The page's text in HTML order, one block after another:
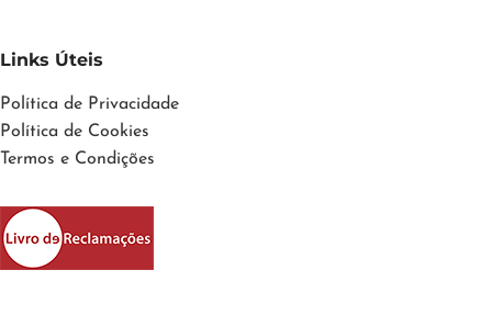
Links Úteis
Política de Privacidade
Política de Cookies
Termos e Condições